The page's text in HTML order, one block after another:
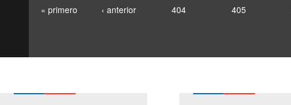
« primero ‹ anterior 404 405